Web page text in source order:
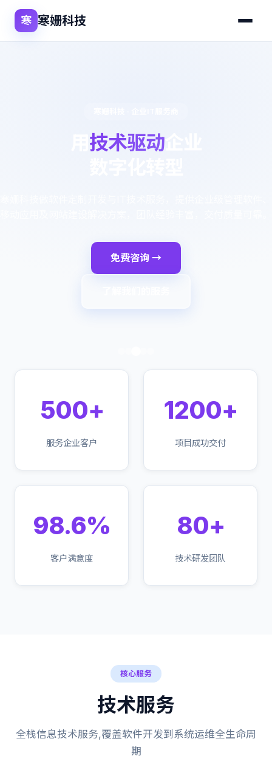
寒 寒姗科技
技术驱动企业
免费咨询 →
500+
服务企业客户
1200+
项目成功交付
98.6%
客户满意度
80+
技术研发团队
核心服务
技术服务
全栈信息技术服务,覆盖软件开发到系统运维全生命周
期